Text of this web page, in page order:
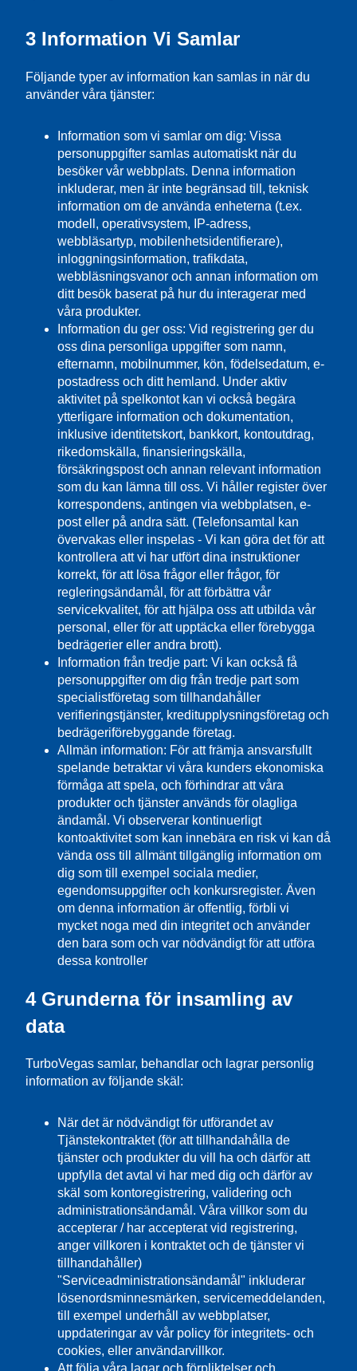
3 Information Vi Samlar
Följande typer av information kan samlas in när du
använder våra tjänster:
Information som vi samlar om dig: Vissa
personuppgifter samlas automatiskt när du
besöker vår webbplats. Denna information
inkluderar, men är inte begränsad till, teknisk
information om de använda enheterna (t.ex.
modell, operativsystem, IP-adress,
webbläsartyp, mobilenhetsidentifierare),
inloggningsinformation, trafikdata,
webbläsningsvanor och annan information om
ditt besök baserat på hur du interagerar med
våra produkter.
Information du ger oss: Vid registrering ger du
oss dina personliga uppgifter som namn,
efternamn, mobilnummer, kön, födelsedatum, e-
postadress och ditt hemland. Under aktiv
aktivitet på spelkontot kan vi också begära
ytterligare information och dokumentation,
inklusive identitetskort, bankkort, kontoutdrag,
rikedomskälla, finansieringskälla,
försäkringspost och annan relevant information
som du kan lämna till oss. Vi håller register över
korrespondens, antingen via webbplatsen, e-
post eller på andra sätt. (Telefonsamtal kan
övervakas eller inspelas - Vi kan göra det för att
kontrollera att vi har utfört dina instruktioner
korrekt, för att lösa frågor eller frågor, för
regleringsändamål, för att förbättra vår
servicekvalitet, för att hjälpa oss att utbilda vår
personal, eller för att upptäcka eller förebygga
bedrägerier eller andra brott).
Information från tredje part: Vi kan också få
personuppgifter om dig från tredje part som
specialistföretag som tillhandahåller
verifieringstjänster, kreditupplysningsföretag och
bedrägeriförebyggande företag.
Allmän information: För att främja ansvarsfullt
spelande betraktar vi våra kunders ekonomiska
förmåga att spela, och förhindrar att våra
produkter och tjänster används för olagliga
ändamål. Vi observerar kontinuerligt
kontoaktivitet som kan innebära en risk vi kan då
vända oss till allmänt tillgänglig information om
dig som till exempel sociala medier,
egendomsuppgifter och konkursregister. Även
om denna information är offentlig, förbli vi
mycket noga med din integritet och använder
den bara som och var nödvändigt för att utföra
dessa kontroller
4 Grunderna för insamling av
data
TurboVegas samlar, behandlar och lagrar personlig
information av följande skäl:
När det är nödvändigt för utförandet av
Tjänstekontraktet (för att tillhandahålla de
tjänster och produkter du vill ha och därför att
uppfylla det avtal vi har med dig och därför av
skäl som kontoregistrering, validering och
administrationsändamål. Våra villkor som du
accepterar / har accepterat vid registrering,
anger villkoren i kontraktet och de tjänster vi
tillhandahåller)
"Serviceadministrationsändamål" inkluderar
lösenordsminnesmärken, servicemeddelanden,
till exempel underhåll av webbplatser,
uppdateringar av vår policy för integritets- och
cookies, eller användarvillkor.